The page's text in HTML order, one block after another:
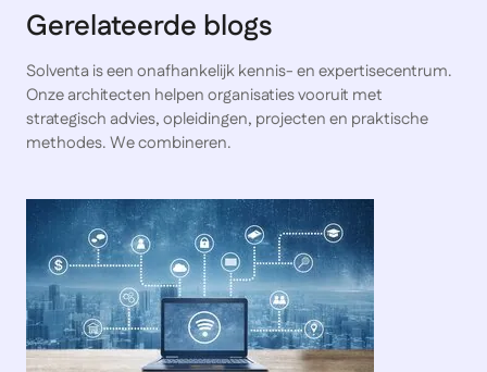
Gerelateerde blogs
Solventa is een onafhankelijk kennis- en expertisecentrum.
Onze architecten helpen organisaties vooruit met
strategisch advies, opleidingen, projecten en praktische
methodes. We combineren.